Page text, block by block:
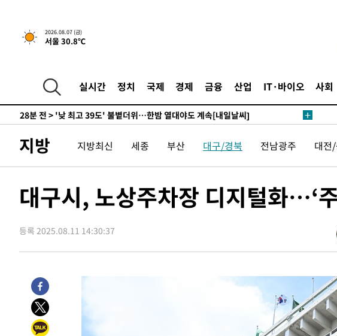
2026.08.07 (금)
서울 30.8℃
실시간 정치 국제 경제 금융 산업 IT·바이오 사회
-15718초 전 >경찰, '홍명보는 2순위' 결론냈던 스포츠윤리센터도 압수수색
-1314초 전 >[속보]합참 "北 발사체는 단거리탄도미사일…감시·경계태세 강화"
8분 전 >[속보] SKT, 에이닷 서비스 장애 발생…"원인 파악 중"
[속보]합참 "북, 동해상으로 미상 발사체 발사"
28분 전 > '낮 최고 39도' 불볕더위…한밤 열대야도 계속[내일날씨]
34분 전 >
"韓 외환시장 개입 관측 배경엔 美의 대한국 무역적자 있어"
37분 전 >'월드컵 탈락 후폭풍' 축구협회…초유의 압수수색에 '충격·당황'
47분 전 >[속보]종합특검, 대검 추가 압수수색…내란 중요임무종사 혐의
1시간 전 >[속보]코스피, 301.88포인트(4.58%) 내린 6296.38 마감
1시간 전 >[속보]원·달러 환율, 0.7원 내린 1423.8원 마감
3시간 전 >
손흥민, 5경기 연속골 실패…LAFC는 승부차기 끝 과달라하라 격파
5시간 전 >
내일까지 39도 '펄펄'…기상청 "태풍 지나며 폭염 잠시 꺾인다"
-18824초 전 >
'월드컵 탈락 후폭풍' 축구협회…11시간 걸린 초유의 압수수색(종
-18260초 전 >
[속보] 뉴욕증시, 혼조 출발…나스닥 0.3%↓, 다우 0.14%↑
지방 지방최신 세종 부산 대구/경북 전남광주 대전
대구시, 노상주차장 디지털화…‘
등록 2025.08.11 14:30:37